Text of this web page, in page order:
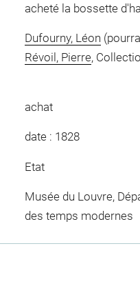
acheté la bossette
Dufourny, Léon
Révoil, Pierre,
achat
date : 1828
Etat
Musée du Louvre,
des temps modernes